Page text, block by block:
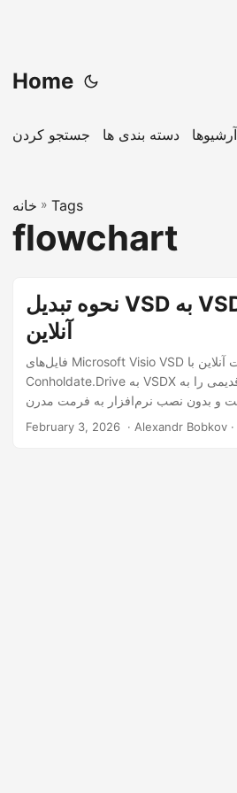
Home
جستجو کردن دسته بندی ها آرشیوها
خانه » Tags
flowchart
نحوه تبدیل VSD به VSDX به صورت
آنلاین
فایل‌های Microsoft Visio VSD را به صورت آنلاین با
Conholdate.Drive به VSDX تبدیل کنید. نمودارهای قدیمی را به
February 3, 2026